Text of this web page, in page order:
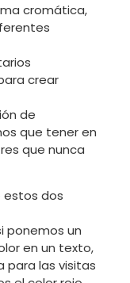
cromática,
crear
de
que tener en
que nunca
estos dos
ponemos un
en un texto,
para las visitas